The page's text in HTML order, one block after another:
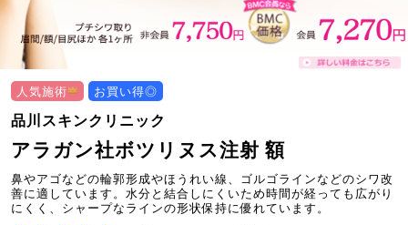
人気施術 お買い得◎
品川スキンクリニック
アラガン社ボツリヌス注射 額
鼻やアゴなどの輪郭形成やほうれい線、ゴルゴラインなどのシワ改
善に適しています。水分と結合しにくいため時間が経っても広がり
にくく、シャープなラインの形状保持に優れています。